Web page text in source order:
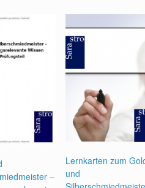
–
Lernkarten zum
und